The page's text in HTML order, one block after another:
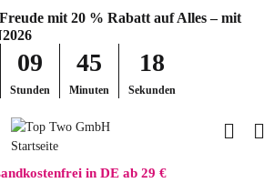
mit 20 % Rabatt auf Alles – mit
09
Stunden
45
Minuten
18
Sekunden
in DE ab 29 €